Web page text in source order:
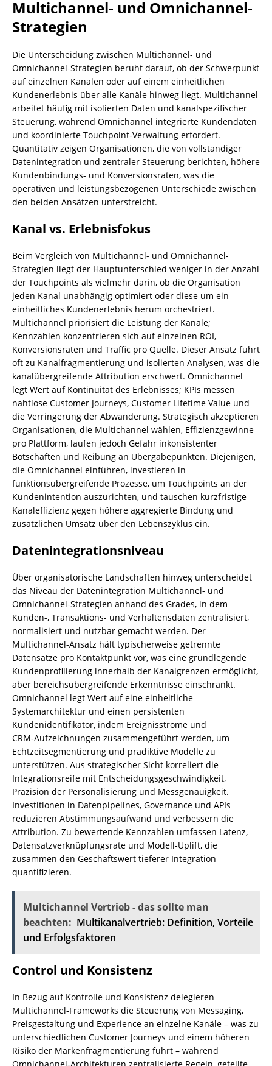
Multichannel- und Omnichannel-
Strategien
Die Unterscheidung zwischen Multichannel- und
Omnichannel-Strategien beruht darauf, ob der Schwerpunkt
auf einzelnen Kanälen oder auf einem einheitlichen
Kundenerlebnis über alle Kanäle hinweg liegt. Multichannel
arbeitet häufig mit isolierten Daten und kanalspezifischer
Steuerung, während Omnichannel integrierte Kundendaten
und koordinierte Touchpoint‑Verwaltung erfordert.
Quantitativ zeigen Organisationen, die von vollständiger
Datenintegration und zentraler Steuerung berichten, höhere
Kundenbindungs- und Konversionsraten, was die
operativen und leistungsbezogenen Unterschiede zwischen
den beiden Ansätzen unterstreicht.
Kanal vs. Erlebnisfokus
Beim Vergleich von Multichannel- und Omnichannel-
Strategien liegt der Hauptunterschied weniger in der Anzahl
der Touchpoints als vielmehr darin, ob die Organisation
jeden Kanal unabhängig optimiert oder diese um ein
einheitliches Kundenerlebnis herum orchestriert.
Multichannel priorisiert die Leistung der Kanäle;
Kennzahlen konzentrieren sich auf einzelnen ROI,
Konversionsraten und Traffic pro Quelle. Dieser Ansatz führt
oft zu Kanalfragmentierung und isolierten Analysen, was die
kanalübergreifende Attribution erschwert. Omnichannel
legt Wert auf Kontinuität des Erlebnisses; KPIs messen
nahtlose Customer Journeys, Customer Lifetime Value und
die Verringerung der Abwanderung. Strategisch akzeptieren
Organisationen, die Multichannel wählen, Effizienzgewinne
pro Plattform, laufen jedoch Gefahr inkonsistenter
Botschaften und Reibung an Übergabepunkten. Diejenigen,
die Omnichannel einführen, investieren in
funktionsübergreifende Prozesse, um Touchpoints an der
Kundenintention auszurichten, und tauschen kurzfristige
Kanaleffizienz gegen höhere aggregierte Bindung und
zusätzlichen Umsatz über den Lebenszyklus ein.
Datenintegrationsniveau
Über organisatorische Landschaften hinweg unterscheidet
das Niveau der Datenintegration Multichannel- und
Omnichannel-Strategien anhand des Grades, in dem
Kunden-, Transaktions- und Verhaltensdaten zentralisiert,
normalisiert und nutzbar gemacht werden. Der
Multichannel-Ansatz hält typischerweise getrennte
Datensätze pro Kontaktpunkt vor, was eine grundlegende
Kundenprofilierung innerhalb der Kanalgrenzen ermöglicht,
aber bereichsübergreifende Erkenntnisse einschränkt.
Omnichannel legt Wert auf eine einheitliche
Systemarchitektur und einen persistenten
Kundenidentifikator, indem Ereignisströme und
CRM‑Aufzeichnungen zusammengeführt werden, um
Echtzeitsegmentierung und prädiktive Modelle zu
unterstützen. Aus strategischer Sicht korreliert die
Integrationsreife mit Entscheidungsgeschwindigkeit,
Präzision der Personalisierung und Messgenauigkeit.
Investitionen in Datenpipelines, Governance und APIs
reduzieren Abstimmungsaufwand und verbessern die
Attribution. Zu bewertende Kennzahlen umfassen Latenz,
Datensatzverknüpfungsrate und Modell‑Uplift, die
zusammen den Geschäftswert tieferer Integration
quantifizieren.
Multichannel Vertrieb - das sollte man
beachten: Multikanalvertrieb: Definition, Vorteile
und Erfolgsfaktoren
Control und Konsistenz
In Bezug auf Kontrolle und Konsistenz delegieren
Multichannel‑Frameworks die Steuerung von Messaging,
Preisgestaltung und Experience an einzelne Kanäle – was zu
unterschiedlichen Customer Journeys und einem höheren
Risiko der Markenfragmentierung führt – während
Omnichannel‑Architekturen zentralisierte Regeln, geteilte